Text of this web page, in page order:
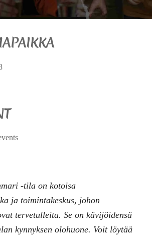
-tila on kotoisa
ja toimintakeskus, johon
tervetulleita. Se on kävijöidensä
kynnyksen olohuone. Voit löytää